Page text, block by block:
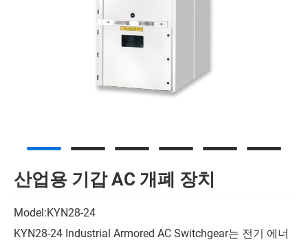
산업용 기갑 AC 개폐 장치
Model:KYN28-24
KYN28-24 Industrial Armored AC Switchgear는 전기 에너